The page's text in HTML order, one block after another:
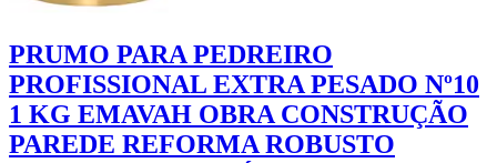
PRUMO PARA PEDREIRO
PROFISSIONAL EXTRA PESADO Nº10
1 KG EMAVAH OBRA CONSTRUÇÃO
PAREDE REFORMA ROBUSTO